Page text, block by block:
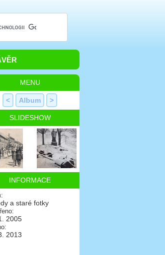
MENU
< Album >
SLIDESHOW
INFORMACE
a staré fotky
2005
2013